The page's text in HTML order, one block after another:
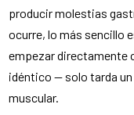
producir molestias
ocurre, lo más sencillo
empezar directamente
idéntico — solo tarda
muscular.